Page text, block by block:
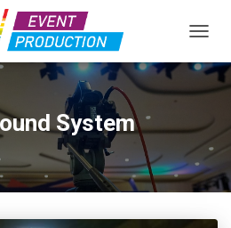
System